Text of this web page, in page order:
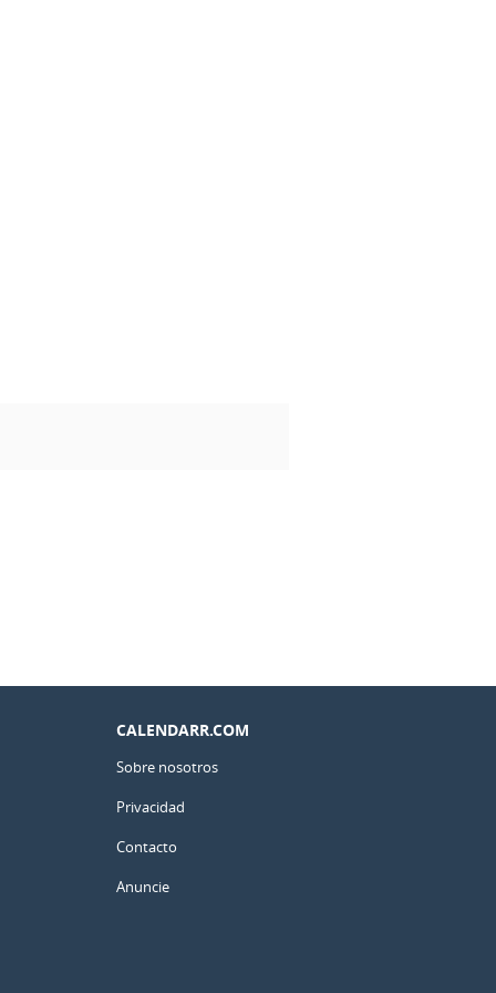
CALENDARR.COM
Sobre nosotros
Privacidad
Contacto
Anuncie